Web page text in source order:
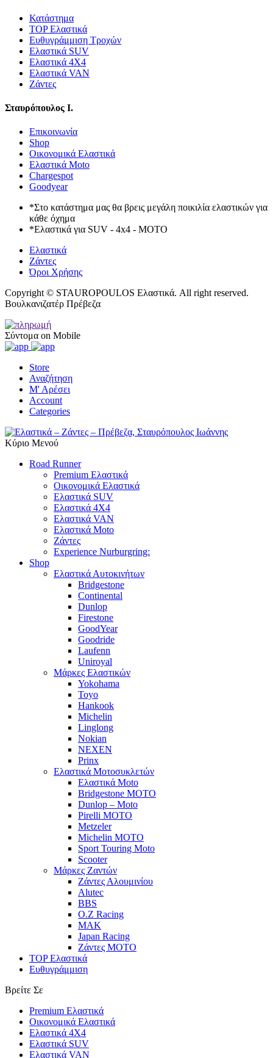
Κατάστημα
TOP Ελαστικά
Ευθυγράμμιση Τροχών
Ελαστικά SUV
Ελαστικά 4X4
Ελαστικά VAN
Ζάντες
Σταυρόπουλος Ι.
Επικοινωνία
Shop
Οικονομικά Ελαστικά
Ελαστικά Moto
Chargespot
Goodyear
*Στο κατάστημα μας θα βρεις μεγάλη ποικιλία ελαστικών για
κάθε όχημα
*Ελαστικά για SUV - 4x4 - MOTO
Ελαστικά
Ζάντες
Όροι Χρήσης
Copyright © STAUROPOULOS Ελαστικά. All right reserved.
Βουλκανιζατέρ Πρέβεζα
Σύντομα on Mobile
Store
Αναζήτηση
Μ' Αρέσει
Account
Categories
Κύριο Μενού
Road Runner
Premium Ελαστικά
Οικονομικά Ελαστικά
Ελαστικά SUV
Ελαστικά 4X4
Ελαστικά VAN
Ελαστικά Moto
Ζάντες
Experience Nurburgring:
Shop
Ελαστικά Αυτοκινήτων
Bridgestone
Continental
Dunlop
Firestone
GoodYear
Goodride
Laufenn
Uniroyal
Μάρκες Ελαστικών
Yokohama
Toyo
Hankook
Michelin
Linglong
Nokian
NEXEN
Prinx
Ελαστικά Μοτοσυκλετών
Ελαστικά Moto
Bridgestone MOTO
Dunlop – Moto
Pirelli MOTO
Metzeler
Michelin MOTO
Sport Touring Moto
Scooter
Μάρκες Ζαντών
Ζάντες Αλουμινίου
Alutec
BBS
O.Z Racing
MAK
Japan Racing
Ζάντες MOTO
TOP Ελαστικά
Ευθυγράμμιση
Βρείτε Σε
Premium Ελαστικά
Οικονομικά Ελαστικά
Ελαστικά 4X4
Ελαστικά SUV
Ελαστικά VAN